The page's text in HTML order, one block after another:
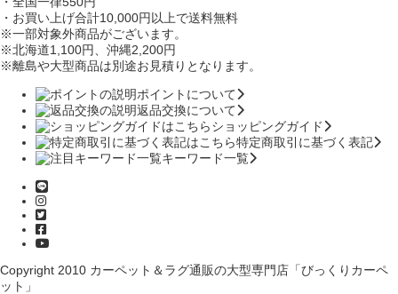
・お買い上げ合計10,000円以上で送料無料
※一部対象外商品がございます。
※北海道1,100円 、沖縄2,200円
※離島や大型商品は別途お見積りとなります。
ポイントについて
返品交換について
ショッピングガイド
特定商取引に基づく表記
キーワード一覧
Copyright 2010 カーペット＆ラグ通販の大型専門店「びっくりカーペ
ット」